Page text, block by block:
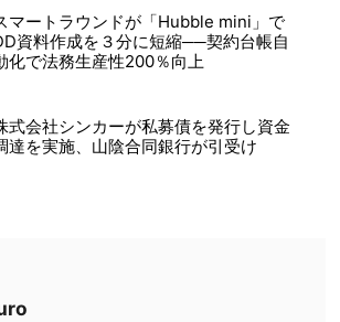
マートラウンドが「Hubble mini」で
資料作成を３分に短縮──契約台帳自
化で法務生産性200％向上
式会社シンカーが私募債を発行し資金
達を実施、山陰合同銀行が引受け